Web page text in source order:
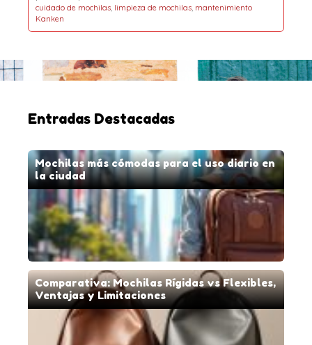
cuidado de mochilas, limpieza de mochilas, mantenimiento
Kanken
Entradas Destacadas
Mochilas más cómodas para el uso diario en
la ciudad
Comparativa: Mochilas Rígidas vs Flexibles,
Ventajas y Limitaciones